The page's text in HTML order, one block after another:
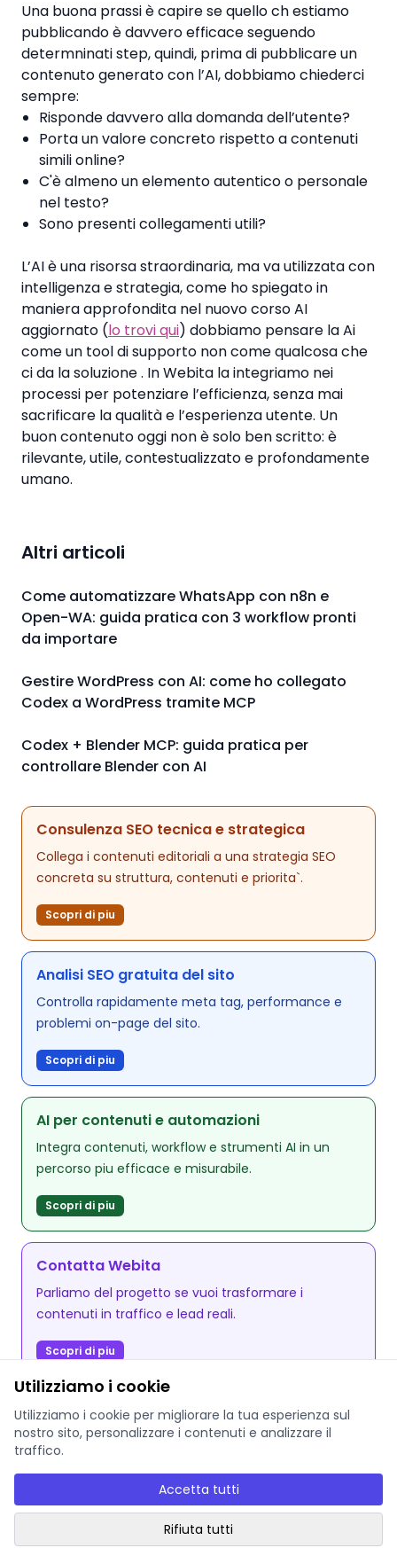
Una buona prassi è capire se quello ch estiamo
pubblicando è davvero efficace seguendo
determninati step, quindi, prima di pubblicare un
contenuto generato con l’AI, dobbiamo chiederci
sempre:
Risponde davvero alla domanda dell’utente?
Porta un valore concreto rispetto a contenuti
simili online?
C'è almeno un elemento autentico o personale
nel testo?
Sono presenti collegamenti utili?
L’AI è una risorsa straordinaria, ma va utilizzata con
intelligenza e strategia, come ho spiegato in
maniera approfondita nel nuovo corso AI
aggiornato (lo trovi qui) dobbiamo pensare la Ai
come un tool di supporto non come qualcosa che
ci da la soluzione . In Webita la integriamo nei
processi per potenziare l’efficienza, senza mai
sacrificare la qualità e l’esperienza utente. Un
buon contenuto oggi non è solo ben scritto: è
rilevante, utile, contestualizzato e profondamente
umano.
Altri articoli
Come automatizzare WhatsApp con n8n e
Open-WA: guida pratica con 3 workflow pronti
da importare
Gestire WordPress con AI: come ho collegato
Codex a WordPress tramite MCP
Codex + Blender MCP: guida pratica per
controllare Blender con AI
Consulenza SEO tecnica e strategica
Collega i contenuti editoriali a una strategia SEO
concreta su struttura, contenuti e priorita`.
Scopri di piu
Analisi SEO gratuita del sito
Controlla rapidamente meta tag, performance e
problemi on-page del sito.
Scopri di piu
AI per contenuti e automazioni
Integra contenuti, workflow e strumenti AI in un
percorso piu efficace e misurabile.
Scopri di piu
Contatta Webita
Parliamo del progetto se vuoi trasformare i
contenuti in traffico e lead reali.
Scopri di piu
© 2025 Webita - P.IVA: EE102810237
Privacy Policy
Termini di servizio AI Governance
Utilizziamo i cookie
Utilizziamo i cookie per migliorare la tua esperienza sul
nostro sito, personalizzare i contenuti e analizzare il
traffico.
Accetta tutti
Rifiuta tutti